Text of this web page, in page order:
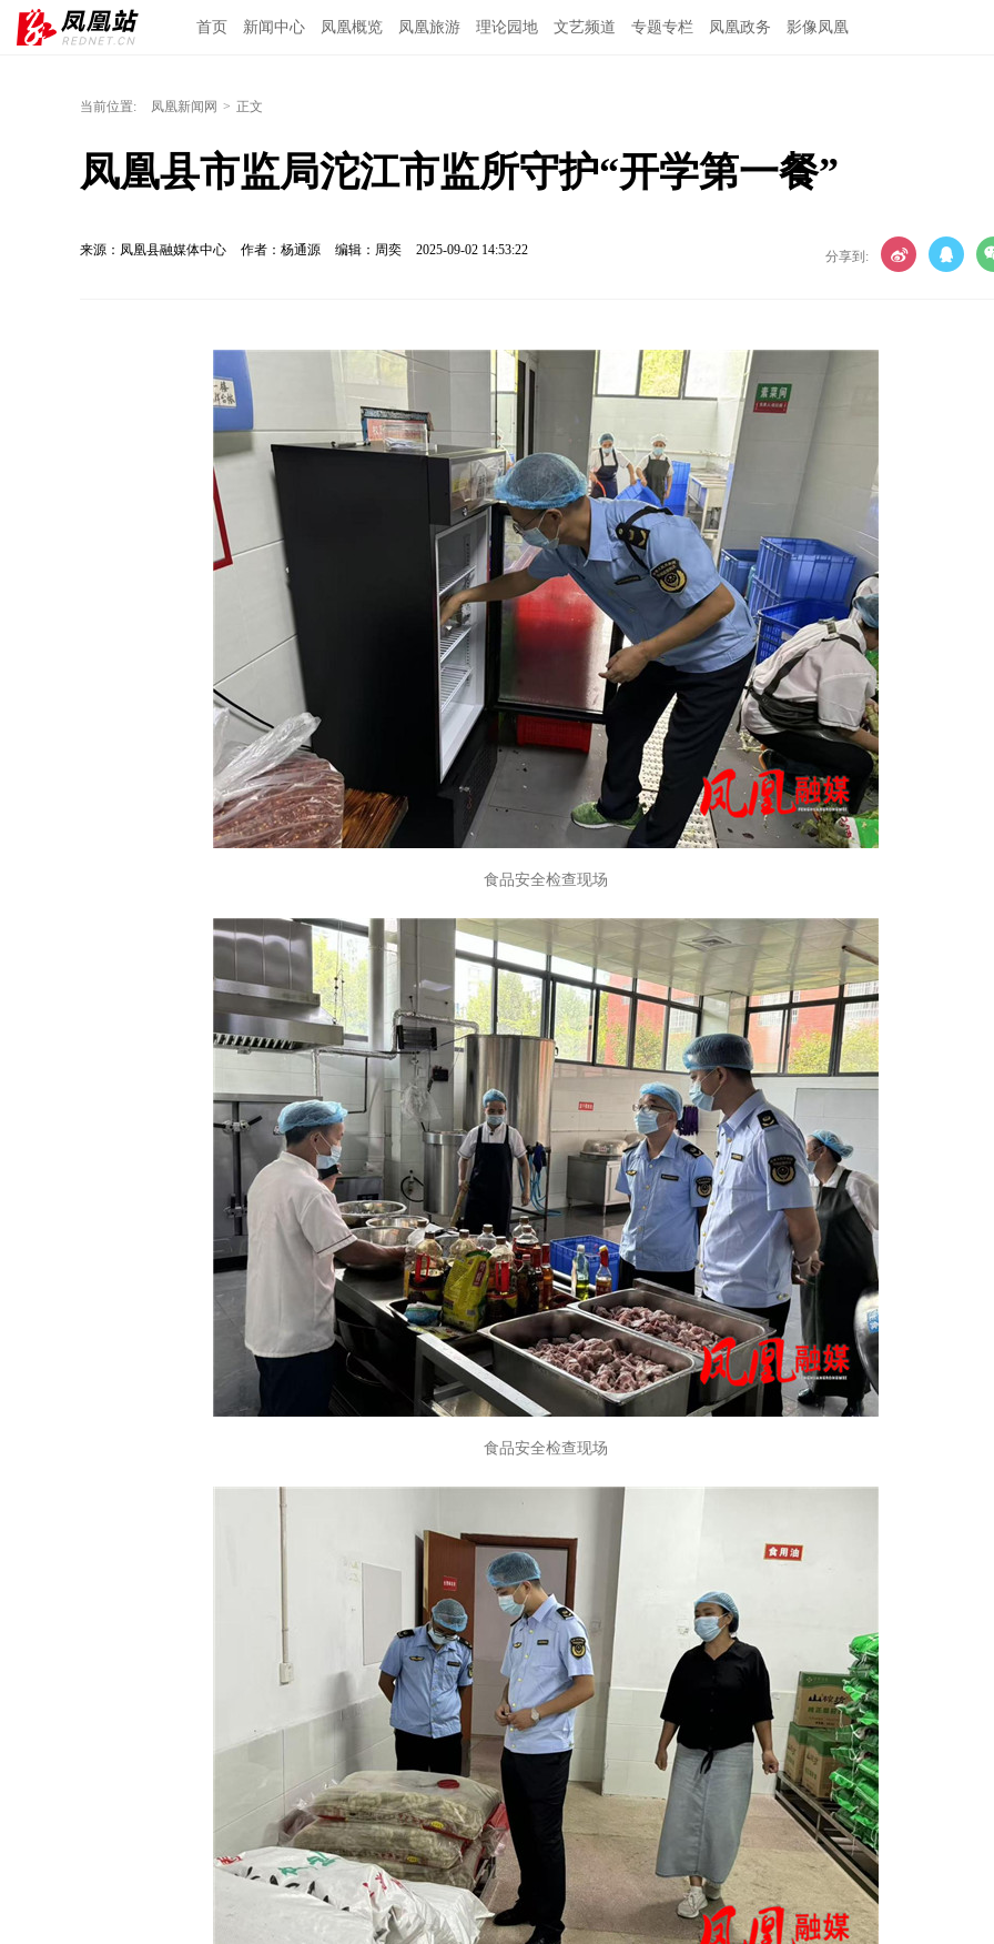
首页 新闻中心 凤凰概览 凤凰旅游 理论园地 文艺频道 专题专栏 凤凰政务 影像凤凰
当前位置: 凤凰新闻网 > 正文
凤凰县市监局沱江市监所守护“开学第一餐”
来源：凤凰县融媒体中心 作者：杨通源 编辑：周奕 2025-09-02 14:53:22 分享到:
食品安全检查现场
食品安全检查现场